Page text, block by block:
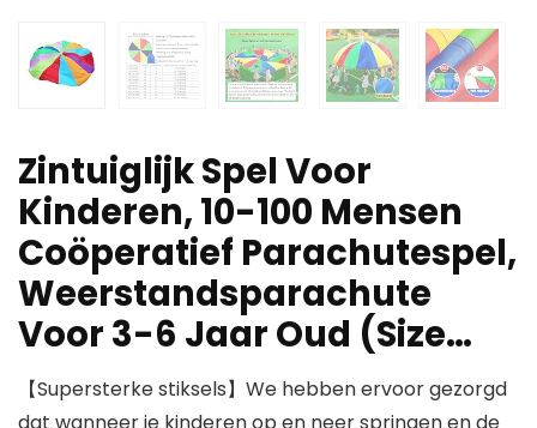
Zintuiglijk Spel Voor
Kinderen, 10-100 Mensen
Coöperatief Parachutespel,
Weerstandsparachute
Voor 3-6 Jaar Oud (Size…
【Supersterke stiksels】We hebben ervoor gezorgd